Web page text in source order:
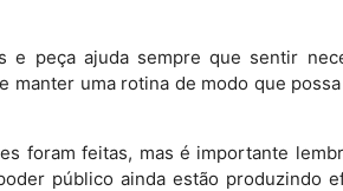
e peça ajuda sempre que sentir
manter uma rotina de modo que
foram feitas, mas é importante
público ainda estão produzindo